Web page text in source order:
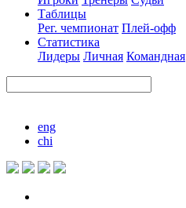
Таблицы
Рег. чемпионат Плей-офф
Статистика
Лидеры Личная Командная
eng
chi